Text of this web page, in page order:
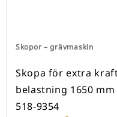
Skopor – grävmaskin
Skopa för extra
belastning 1650
518-9354